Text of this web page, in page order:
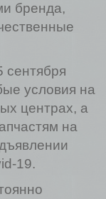
бренда,
сентября
условия на
центрах, а
на
19.